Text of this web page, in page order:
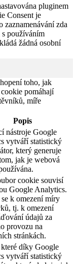
pluginem
Consent je
zaznamenávání zda
s používáním
žádná osobní
toho, jak
pomáhají
míře
Popis
nástroje Google
vytváří statistický
který generuje
jak je webová
cookie souvisí
Google Analytics.
k omezení míry
tj. k omezení
údajů za
provozu na
stránkách.
díky Google
vytváří statistický